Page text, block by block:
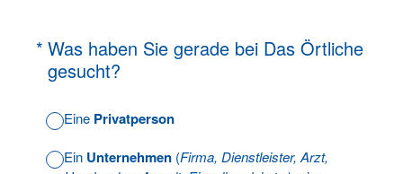
* Was haben Sie gerade bei Das Örtliche
gesucht?
(Erforderlich.)
Eine Privatperson
Ein Unternehmen (Firma, Dienstleister, Arzt,